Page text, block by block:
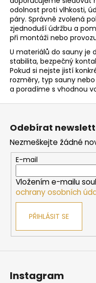
odolnost proti vlhkosti,
páry. Správně zvolená
zjednoduší údržbu a
při montáži nebo
U materiálů do sauny je
stabilita, bezpečný
Pokud si nejste jistí
rozměry, typ sauny
a poradíme s vhodnou
Odebírat
Nezmeškejte žádné
E-mail
Vložením e-mailu
ochrany osobních
PŘIHLÁSIT SE
Instagram